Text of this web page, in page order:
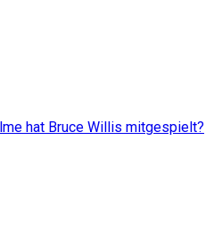
hat Bruce Willis mitgespielt?